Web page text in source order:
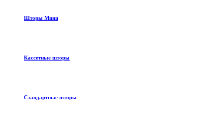
Шторы Мини
Кассетные шторы
Стандартные шторы